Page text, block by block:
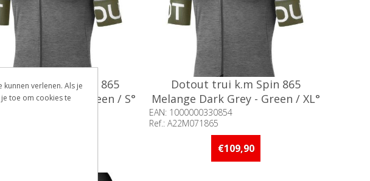
trui k.m Spin 865
Dark Grey - Green / S°
Niet voorradig
Dotout trui k.m Spin 865
Melange Dark Grey - Green / XL°
EAN: 1000000330854
Ref.: A22M071865
Beschikbaarheid:: Niet voorradig
€109,90
verlenen. Als je
toe om cookies te